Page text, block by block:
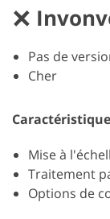
Pas de
Cher
Mise à
Traitement
Options de